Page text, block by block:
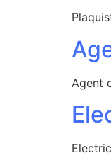
Agent